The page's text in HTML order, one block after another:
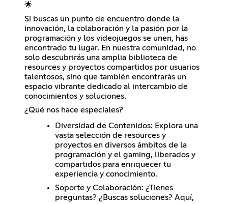
🌟
Si buscas un punto de encuentro donde la
innovación, la colaboración y la pasión por la
programación y los videojuegos se unen, has
encontrado tu lugar. En nuestra comunidad, no
solo descubrirás una amplia biblioteca de
resources y proyectos compartidos por usuarios
talentosos, sino que también encontrarás un
espacio vibrante dedicado al intercambio de
conocimientos y soluciones.
¿Qué nos hace especiales?
Diversidad de Contenidos: Explora una
vasta selección de resources y
proyectos en diversos ámbitos de la
programación y el gaming, liberados y
compartidos para enriquecer tu
experiencia y conocimiento.
Soporte y Colaboración: ¿Tienes
preguntas? ¿Buscas soluciones? Aquí,